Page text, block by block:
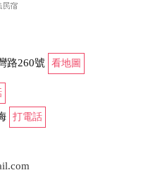
路260號 看地圖
打電話